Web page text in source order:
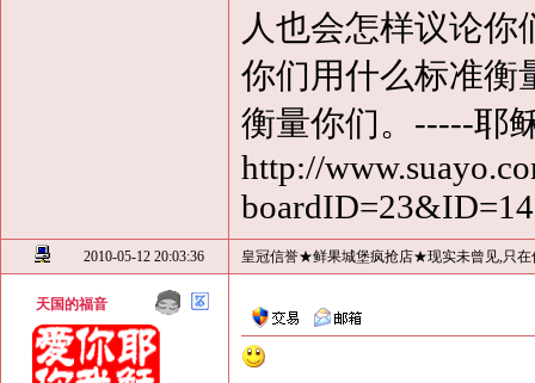
人也会怎样议论你
你们用什么标准衡
衡量你们。-----耶
http://
2010-05-12 20:03:36 皇冠信誉★鲜果城堡疯抢店★现实未曾见,只在
天国的福音